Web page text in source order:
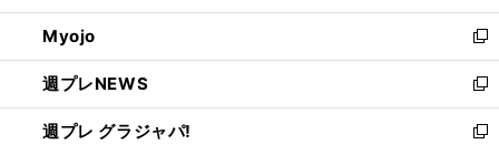
開
く
ウ
で
開
く
ン
ド
ウ
で
開
く
ウ
ィ
ン
ド
ウ
で
Myojo
新
し
い
ウ
ィ
週プレNEWS
新
し
い
週プレ グラジャパ!
新